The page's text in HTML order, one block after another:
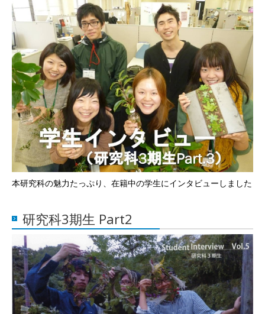
本研究科の魅力たっぷり、在籍中の学生にインタビューしました
研究科3期生 Part2